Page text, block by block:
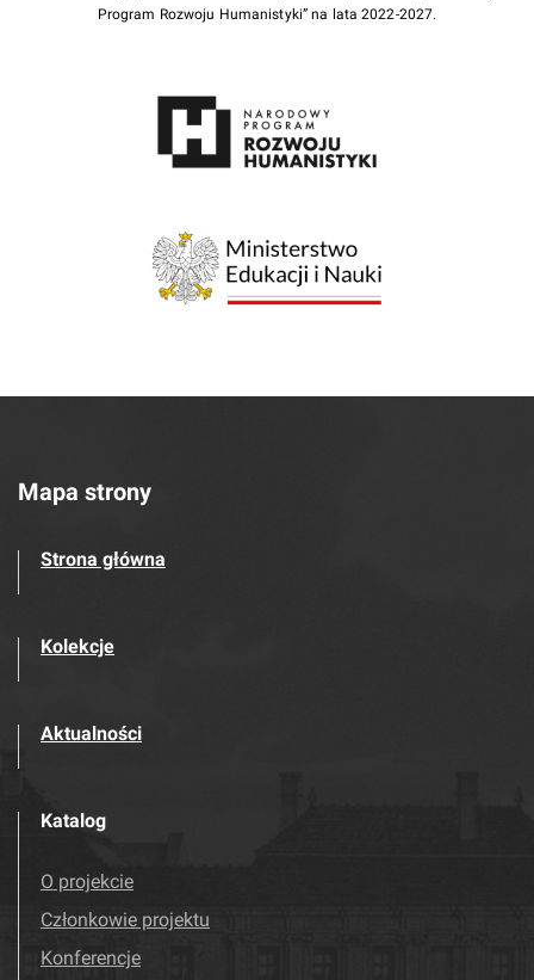
Program Rozwoju Humanistyki” na lata 2022-2027.
Mapa strony
Strona główna
Kolekcje
Aktualności
Katalog
O projekcie
Członkowie projektu
Konferencje